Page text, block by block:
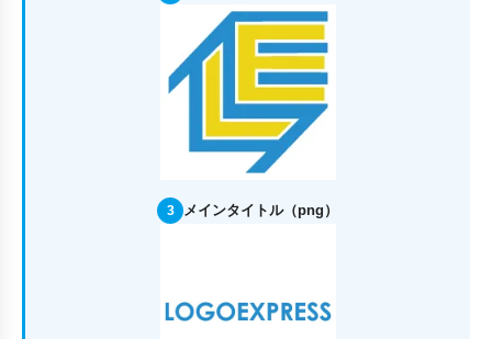
3 メインタイトル（png）